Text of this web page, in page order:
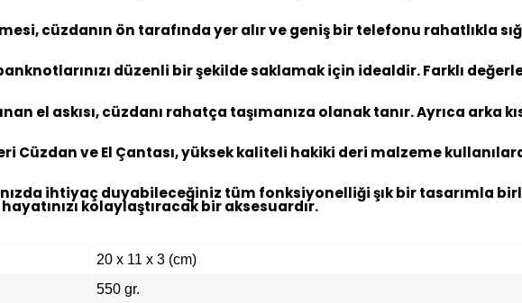
cüzdanın ön tarafında yer alır ve geniş bir telefonu rahatlıkla
düzenli bir şekilde saklamak için idealdir. Farklı
el askısı, cüzdanı rahatça taşımanıza olanak tanır. Ayrıca arka
Cüzdan ve El Çantası, yüksek kaliteli hakiki deri malzeme
ihtiyaç duyabileceğiniz tüm fonksiyonelliği şık bir tasarımla
kolaylaştıracak bir aksesuardır.
20 x 11 x 3 (cm)
550 gr.